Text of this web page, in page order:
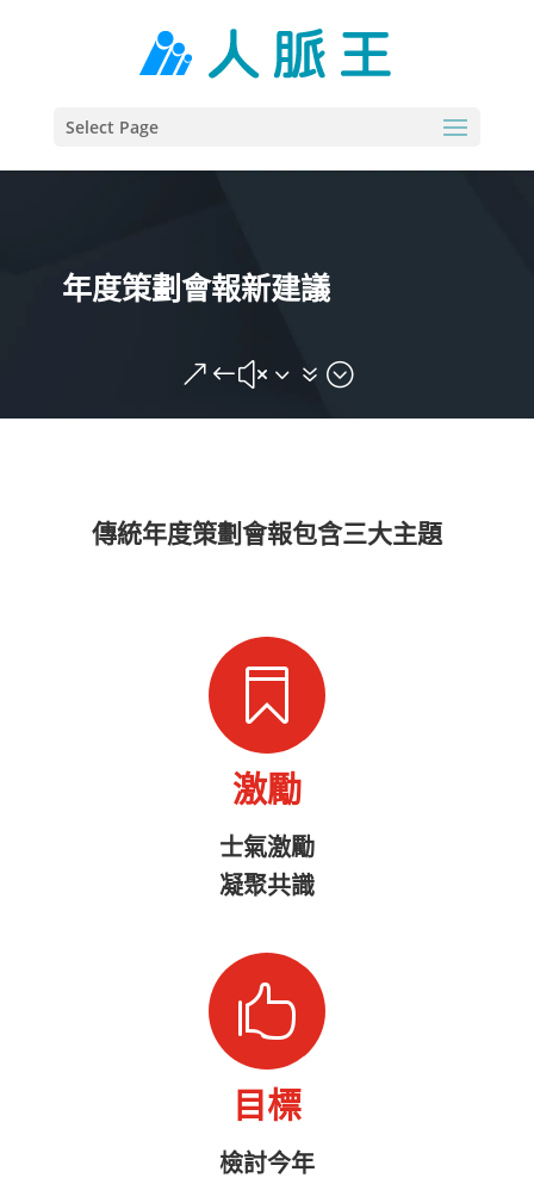
Select Page
年度策劃會報新建議
&#x37;
傳統年度策劃會報包含三大主題

激勵
士氣激勵
凝聚共識

目標
檢討今年